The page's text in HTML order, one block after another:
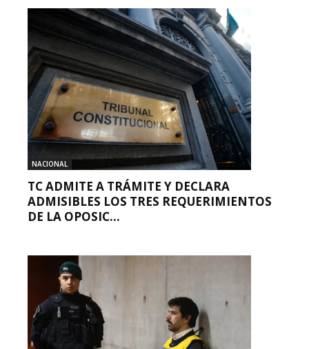
NACIONAL
TC ADMITE A TRÁMITE Y DECLARA
ADMISIBLES LOS TRES REQUERIMIENTOS
DE LA OPOSIC...